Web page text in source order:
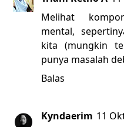
Melihat
mental,
kita (mungkin
punya masalah
Balas
Kyndaerim 11